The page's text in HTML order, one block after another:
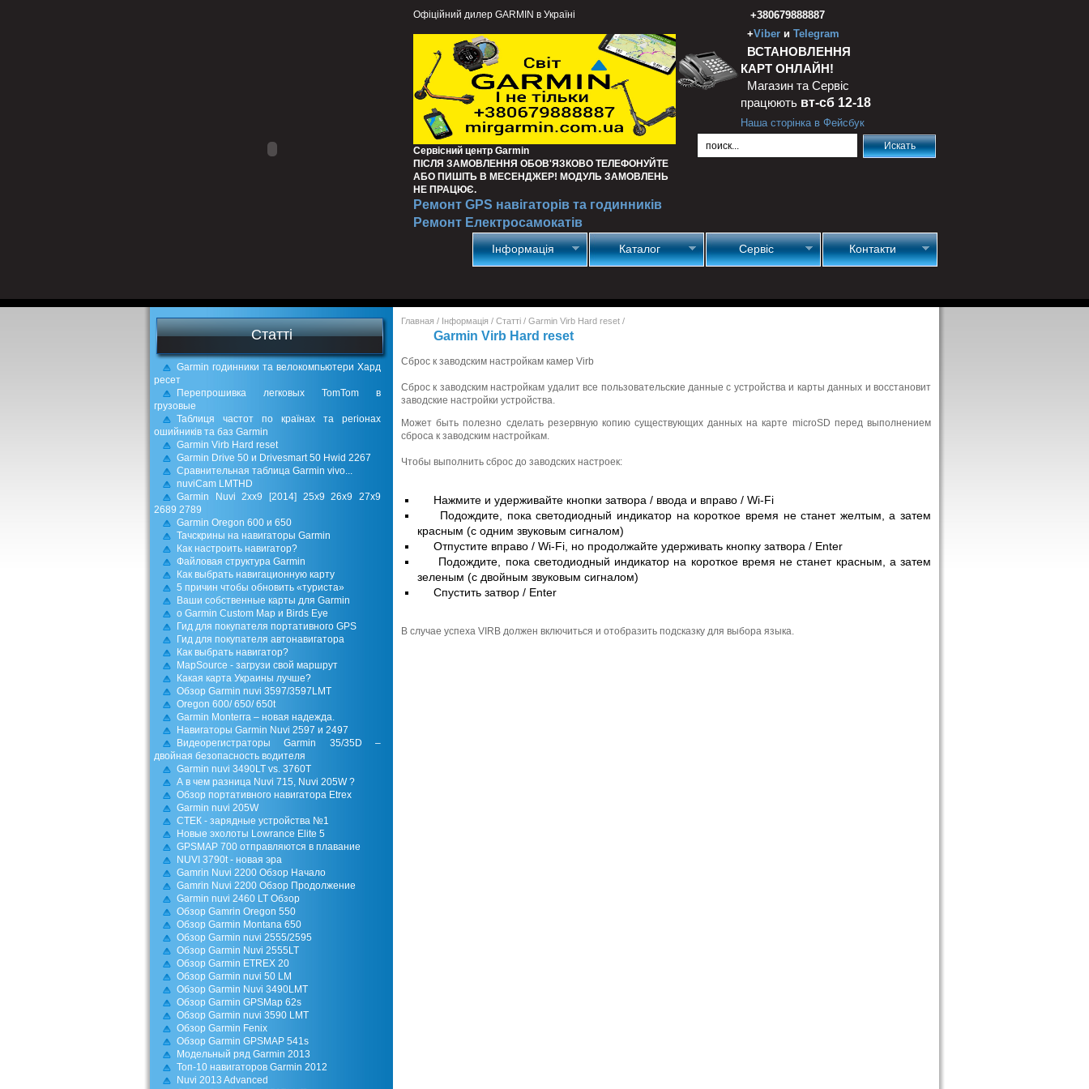
Офіційний дилер GARMIN в Україні
Сервісний центр Garmin
ПІСЛЯ ЗАМОВЛЕННЯ ОБОВ'ЯЗКОВО ТЕЛЕФОНУЙТЕ
АБО ПИШІТЬ В МЕСЕНДЖЕР! МОДУЛЬ ЗАМОВЛЕНЬ
НЕ ПРАЦЮЄ.
Ремонт GPS навігаторів та годинників
Ремонт Електросамокатів
+380679888887
+Viber и Telegram
ВСТАНОВЛЕННЯ
КАРТ ОНЛАЙН!
Магазин та Сервіс
працюють вт-сб 12-18
Наша сторінка в Фейсбук
Інформація Каталог Сервіс Контакти
Статті
Garmin годинники та велокомпьютери Хард
ресет
Перепрошивка легковых TomTom в
грузовые
Таблиця частот по країнах та регіонах
ошийників та баз Garmin
Garmin Virb Hard reset
Garmin Drive 50 и Drivesmart 50 Hwid 2267
Сравнительная таблица Garmin vivo...
nuviCam LMTHD
Garmin Nuvi 2xx9 [2014] 25x9 26x9 27x9
2689 2789
Garmin Oregon 600 и 650
Тачскрины на навигаторы Garmin
Как настроить навигатор?
Файловая структура Garmin
Как выбрать навигационную карту
5 причин чтобы обновить «туриста»
Ваши собственные карты для Garmin
о Garmin Custom Map и Birds Eye
Гид для покупателя портативного GPS
Гид для покупателя автонавигатора
Как выбрать навигатор?
MapSource - загрузи свой маршрут
Какая карта Украины лучше?
Обзор Garmin nuvi 3597/3597LMT
Oregon 600/ 650/ 650t
Garmin Monterra – новая надежда.
Навигаторы Garmin Nuvi 2597 и 2497
Видеорегистраторы Garmin 35/35D –
двойная безопасность водителя
Garmin nuvi 3490LT vs. 3760T
А в чем разница Nuvi 715, Nuvi 205W ?
Обзор портативного навигатора Etrex
Garmin nuvi 205W
СТЕК - зарядные устройства №1
Новые эхолоты Lowrance Elite 5
GPSMAP 700 отправляются в плавание
NUVI 3790t - новая эра
Gamrin Nuvi 2200 Обзор Начало
Gamrin Nuvi 2200 Обзор Продолжение
Garmin nuvi 2460 LT Обзор
Обзор Gamrin Oregon 550
Обзор Garmin Montana 650
Обзор Garmin nuvi 2555/2595
Обзор Garmin Nuvi 2555LT
Обзор Garmin ETREX 20
Обзор Garmin nuvi 50 LM
Обзор Garmin Nuvi 3490LMT
Обзор Garmin GPSMap 62s
Обзор Garmin nuvi 3590 LMT
Обзор Garmin Fenix
Обзор Garmin GPSMAP 541s
Модельный ряд Garmin 2013
Топ-10 навигаторов Garmin 2012
Nuvi 2013 Advanced
Главная / Інформація / Статті / Garmin Virb Hard reset /
Garmin Virb Hard reset
Сброс к заводским настройкам камер Virb
Сброс к заводским настройкам удалит все пользовательские данные с устройства и карты данных и восстановит
заводские настройки устройства.
Может быть полезно сделать резервную копию существующих данных на карте microSD перед выполнением
сброса к заводским настройкам.
Чтобы выполнить сброс до заводских настроек:
Нажмите и удерживайте кнопки затвора / ввода и вправо / Wi-Fi
Подождите, пока светодиодный индикатор на короткое время не станет желтым, а затем
красным (с одним звуковым сигналом)
Отпустите вправо / Wi-Fi, но продолжайте удерживать кнопку затвора / Enter
Подождите, пока светодиодный индикатор на короткое время не станет красным, а затем
зеленым (с двойным звуковым сигналом)
Спустить затвор / Enter
В случае успеха VIRB должен включиться и отобразить подсказку для выбора языка.